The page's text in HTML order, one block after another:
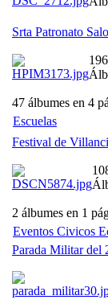
Srta Patronato
47 álbumes en 4
Escuelas
Festival de
2 álbumes en 1
Eventos Civicos
Parada Militar del